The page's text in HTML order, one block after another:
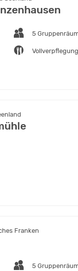
5
Vollverpflegung
Franken
5